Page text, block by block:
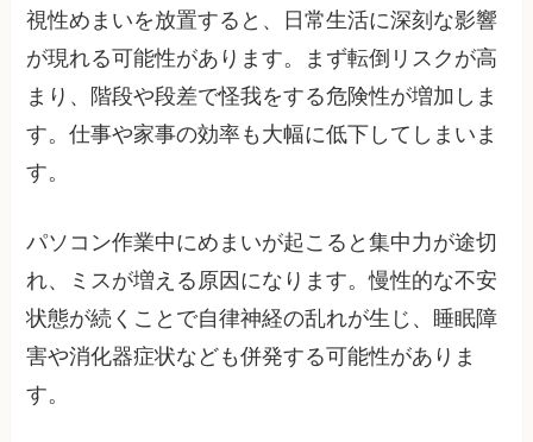
視性めまいを放置すると、日常生活に深刻な影響
が現れる可能性があります。まず転倒リスクが高
まり、階段や段差で怪我をする危険性が増加しま
す。仕事や家事の効率も大幅に低下してしまいま
す。
パソコン作業中にめまいが起こると集中力が途切
れ、ミスが増える原因になります。慢性的な不安
状態が続くことで自律神経の乱れが生じ、睡眠障
害や消化器症状なども併発する可能性がありま
す。